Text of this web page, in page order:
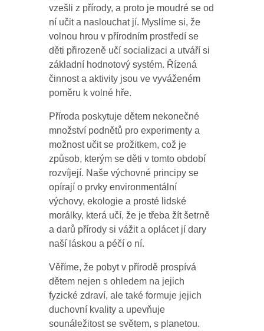
vzešli z přírody, a proto je moudré se od
ní učit a naslouchat jí. Myslíme si, že
volnou hrou v přírodním prostředí se
děti přirozeně učí socializaci a utváří si
základní hodnotový systém. Řízená
činnost a aktivity jsou ve vyváženém
poměru k volné hře.
Příroda poskytuje dětem nekonečné
množství podnětů pro experimenty a
možnost učit se prožitkem, což je
způsob, kterým se děti v tomto období
rozvíjejí. Naše výchovné principy se
opírají o prvky environmentální
výchovy, ekologie a prosté lidské
morálky, která učí, že je třeba žít šetrně
a darů přírody si vážit a oplácet jí dary
naší láskou a péčí o ní.
Věříme, že pobyt v přírodě prospívá
dětem nejen s ohledem na jejich
fyzické zdraví, ale také formuje jejich
duchovní kvality a upevňuje
sounáležitost se světem, s planetou.